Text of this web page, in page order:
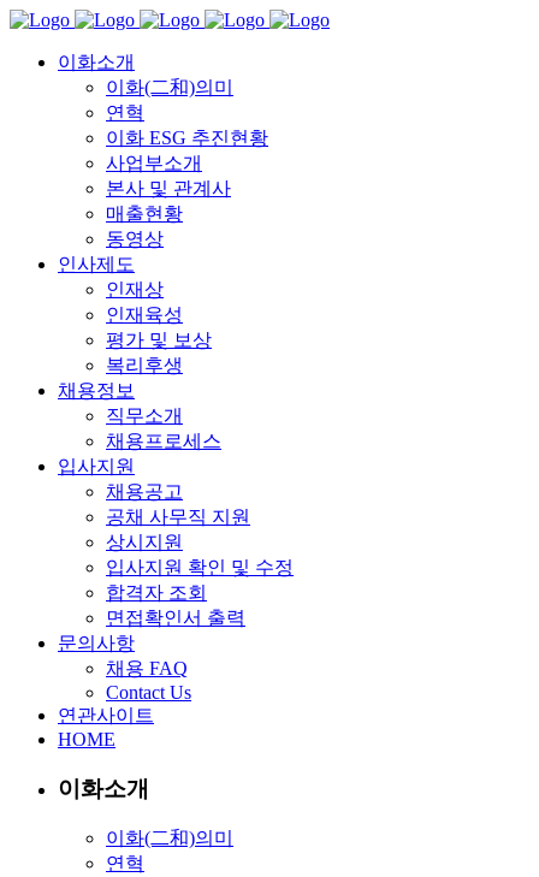
이화소개
이화(二和)의미
연혁
이화 ESG 추진현황
사업부소개
본사 및 관계사
매출현황
동영상
인사제도
인재상
인재육성
평가 및 보상
복리후생
채용정보
직무소개
채용프로세스
입사지원
채용공고
공채 사무직 지원
상시지원
입사지원 확인 및 수정
합격자 조회
면접확인서 출력
문의사항
채용 FAQ
Contact Us
연관사이트
HOME
이화소개
이화(二和)의미
연혁